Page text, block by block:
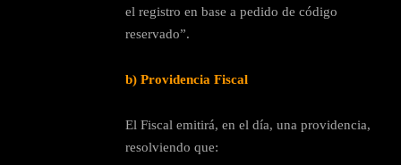
el registro en base a pedido de código
reservado”.
b) Providencia Fiscal
El Fiscal emitirá, en el día, una providencia,
resolviendo que: